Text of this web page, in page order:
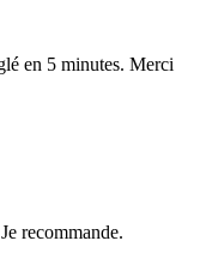
en 5 minutes. Merci
recommande.